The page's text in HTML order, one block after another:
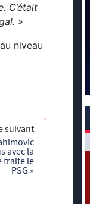
C’était
»
niveau
suivant
avec la
traite le
PSG »